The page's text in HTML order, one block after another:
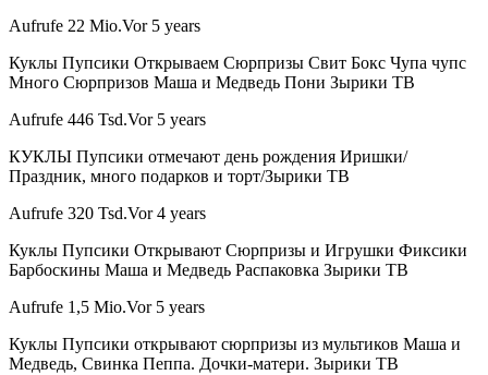
Aufrufe 22 Mio.Vor 5 years
Куклы Пупсики Открываем Сюрпризы Свит Бокс Чупа чупс
Много Сюрпризов Маша и Медведь Пони Зырики ТВ
Aufrufe 446 Tsd.Vor 5 years
КУКЛЫ Пупсики отмечают день рождения Иришки/
Праздник, много подарков и торт/Зырики ТВ
Aufrufe 320 Tsd.Vor 4 years
Куклы Пупсики Открывают Сюрпризы и Игрушки Фиксики
Барбоскины Маша и Медведь Распаковка Зырики ТВ
Aufrufe 1,5 Mio.Vor 5 years
Куклы Пупсики открывают сюрпризы из мультиков Маша и
Медведь, Свинка Пеппа. Дочки-матери. Зырики ТВ